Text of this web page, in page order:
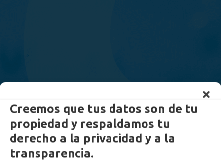
Creemos que tus datos son de tu
propiedad y respaldamos tu
derecho a la privacidad y a la
transparencia.